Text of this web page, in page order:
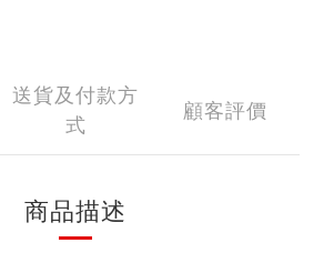
送貨及付款方
式
顧客評價
商品描述